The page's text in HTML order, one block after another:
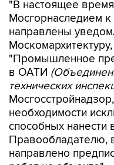
направлены
"Промышленное
в ОАТИ
технических
необходимости
способных нанести
Правообладателю,
направлено
работ на объекте",
агентства.